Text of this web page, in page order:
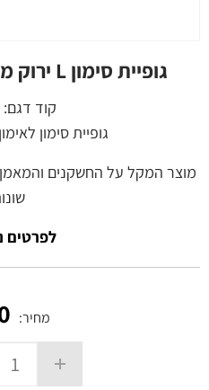
גופיית סימון L ירוק מבוגר ADULT PACE
קוד דגם:
גופיית סימון
מוצר המקל על החשקנים והמאמן
לפרטים
מחיר: